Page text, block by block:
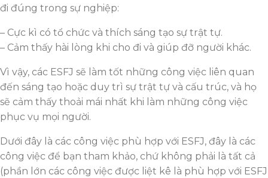
đi đúng trong sự nghiệp:
– Cực kì có tổ chức và thích sáng tạo sự trật tự.
– Cảm thấy hài lòng khi cho đi và giúp đỡ người khác.
Vì vậy, các ESFJ sẽ làm tốt những công việc liên quan
đến sáng tạo hoặc duy trì sự trật tự và cấu trúc, và họ
sẽ cảm thấy thoải mái nhất khi làm những công việc
phục vụ mọi người.
Dưới đây là các công việc phù hợp với ESFJ, đây là các
công việc để bạn tham khảo, chứ không phải là tất cả
(phần lớn các công việc được liệt kê là phù hợp với ESFJ